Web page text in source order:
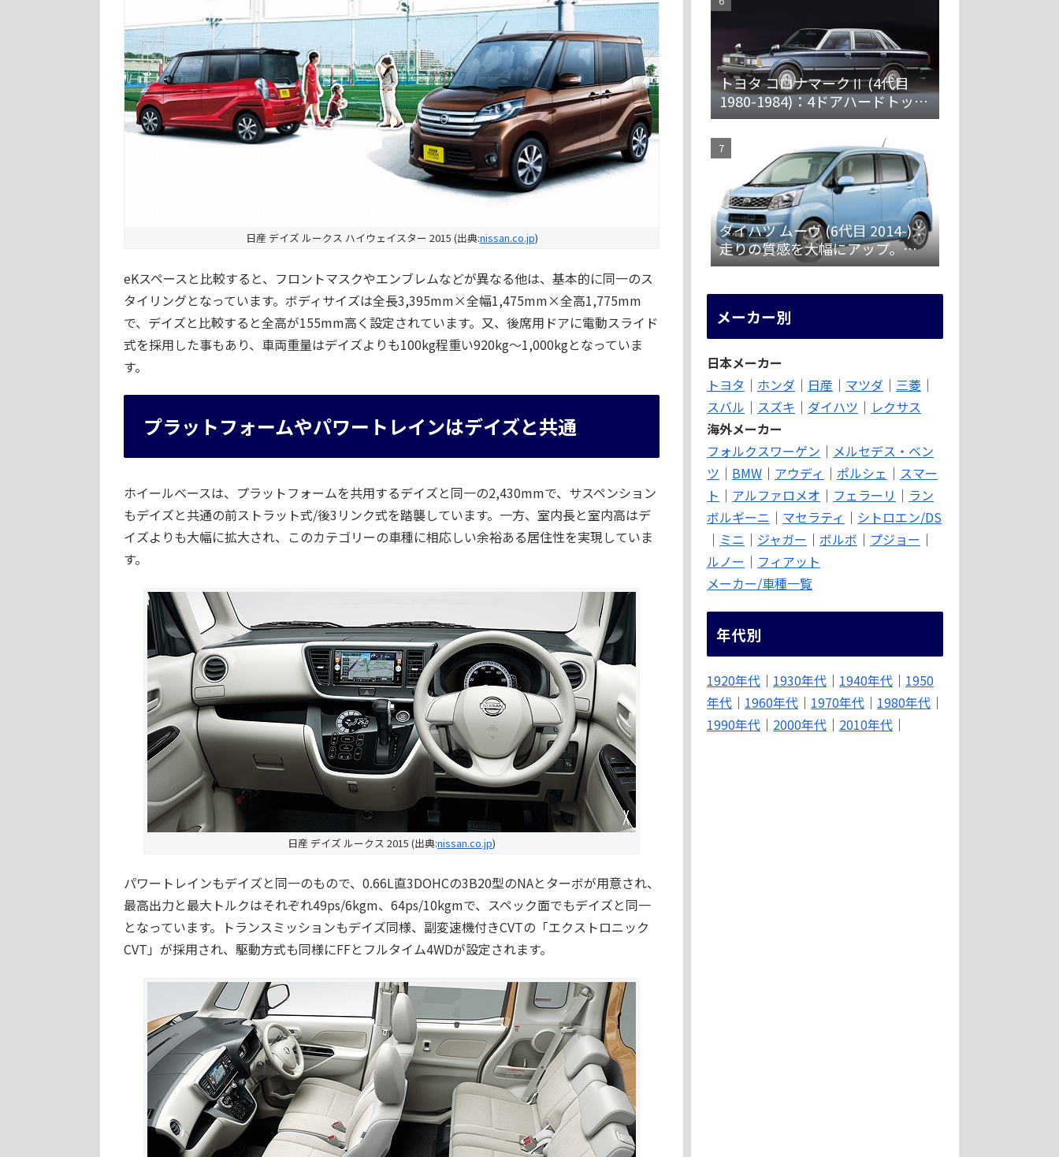
日産 デイズ ルークス ハイウェイスター 2015 (出典:nissan.co.jp)
eKスペースと比較すると、フロントマスクやエンブレムなどが異なる他は、基本的に同一のス
タイリングとなっています。ボディサイズは全長3,395mm×全幅1,475mm×全高1,775mm
で、デイズと比較すると全高が155mm高く設定されています。又、後席用ドアに電動スライド
式を採用した事もあり、車両重量はデイズよりも100kg程重い920kg～1,000kgとなっていま
す。
プラットフォームやパワートレインはデイズと共通
ホイールベースは、プラットフォームを共用するデイズと同一の2,430mmで、サスペンション
もデイズと共通の前ストラット式/後3リンク式を踏襲しています。一方、室内長と室内高はデ
イズよりも大幅に拡大され、このカテゴリーの車種に相応しい余裕ある居住性を実現していま
す。
日産 デイズ ルークス 2015 (出典:nissan.co.jp)
パワートレインもデイズと同一のもので、0.66L直3DOHCの3B20型のNAとターボが用意され、
最高出力と最大トルクはそれぞれ49ps/6kgm、64ps/10kgmで、スペック面でもデイズと同一
となっています。トランスミッションもデイズ同様、副変速機付きCVTの「エクストロニック
CVT」が採用され、駆動方式も同様にFFとフルタイム4WDが設定されます。
トヨタ コロナマークⅡ (4代目
1980-1984)：4ドアハードトップ
やターボ車・ツインカム車を設
定 [X60]
ダイハツ ムーヴ (6代目 2014-)：
走りの質感を大幅にアップ。安
全装備を強化 [LA150/160S]
メーカー別
日本メーカー
トヨタ ｜ ホンダ ｜ 日産 ｜ マツダ ｜ 三菱 ｜
スバル ｜ スズキ ｜ ダイハツ ｜ レクサス
海外メーカー
フォルクスワーゲン ｜ メルセデス・ベン
ツ ｜ BMW ｜ アウディ ｜ ポルシェ ｜ スマー
ト ｜ アルファロメオ ｜ フェラーリ ｜ ラン
ボルギーニ ｜ マセラティ ｜ シトロエン/DS
｜ ミニ ｜ ジャガー ｜ ボルボ ｜ プジョー ｜
ルノー ｜ フィアット
メーカー/車種一覧
年代別
1920年代 ｜ 1930年代 ｜ 1940年代 ｜ 1950
年代 ｜ 1960年代 ｜ 1970年代 ｜ 1980年代 ｜
1990年代 ｜ 2000年代 ｜ 2010年代 ｜